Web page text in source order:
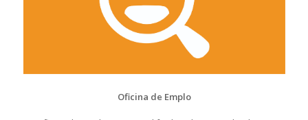
Oficina de Emplo